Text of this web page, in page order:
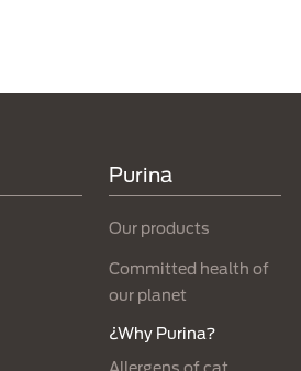
Purina
Our products
Committed health of
our planet
¿Why Purina?
Allergens of cat